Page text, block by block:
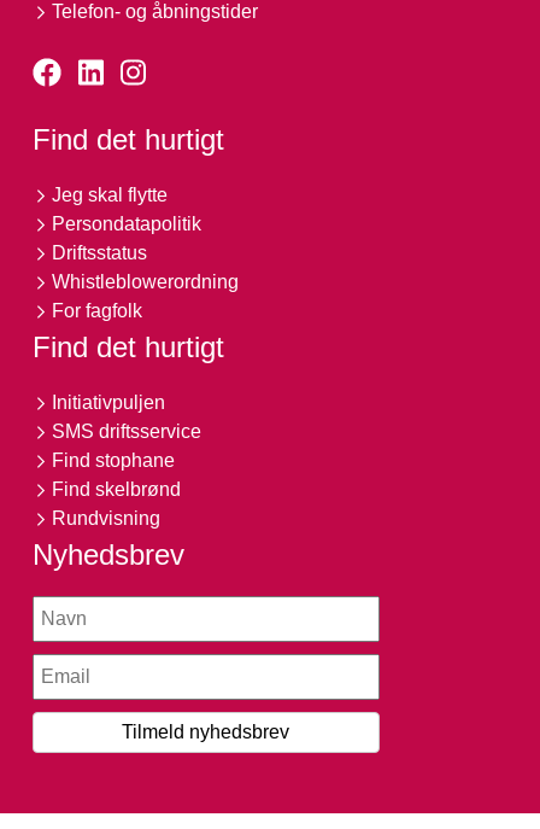
Telefon- og åbningstider
Find det hurtigt
Jeg skal flytte
Persondatapolitik
Driftsstatus
Whistleblowerordning
For fagfolk
Find det hurtigt
Initiativpuljen
SMS driftsservice
Find stophane
Find skelbrønd
Rundvisning
Nyhedsbrev